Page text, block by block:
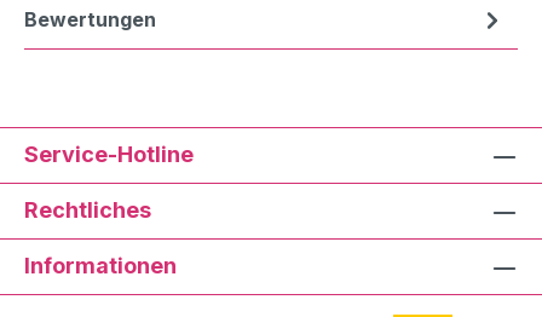
Bewertungen
Service-Hotline
Rechtliches
Informationen